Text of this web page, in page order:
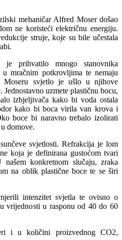
mehaničar Alfred Moser došao
ne koristeći električnu energiju.
struje, koje su bile učestala
je prihvatilo mnogo stanovnika
mračnim potkrovljima te nemaju
Moseru svjetlo je ušlo u njihove
uzmete plastičnu bocu,
izbjeljivača kako bi voda ostala
kako bi boca virila van krova i
boce bi naravno trebalo izolirati
domove.
svjetlosti. Refrakcija je lom
koja je definirana gustoćom tvari
konkretnom slučaju, zraka
na oblik plastične boce te se širi
intenzitet svjetla te ovisno o
vrijednosti u rasponu od 40 do 60
i u količini proizvednog CO2,